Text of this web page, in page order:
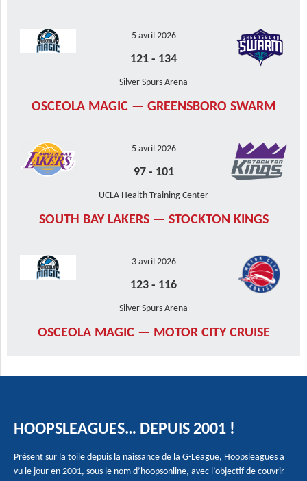
5 avril 2026
121 - 134
Silver Spurs Arena
OSCEOLA MAGIC — GREENSBORO SWARM
5 avril 2026
97- 101
UCLA Health Training Center
SOUTH BAY LAKERS — STOCKTON KINGS
3 avril 2026
123 - 116
Silver Spurs Arena
OSCEOLA MAGIC — MOTOR CITY CRUISE
HOOPSLEAGUES… DEPUIS 2001 !
Présent sur la toile depuis la naissance de la G-League, Hoopsleagues a
vu le jour en 2001, sous le nom d’hoopsonline, avec l’objectif de couvrir